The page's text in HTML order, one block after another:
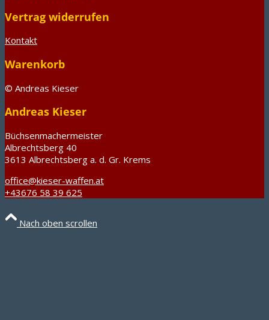
Vertrag widerrufen
Kontakt
Warenkorb
© Andreas Kieser
Andreas Kieser
Büchsenmachermeister
Albrechtsberg 40
3613 Albrechtsberg a. d. Gr. Krems
office@kieser-waffen.at
+43676 58 39 625
Nach oben scrollen